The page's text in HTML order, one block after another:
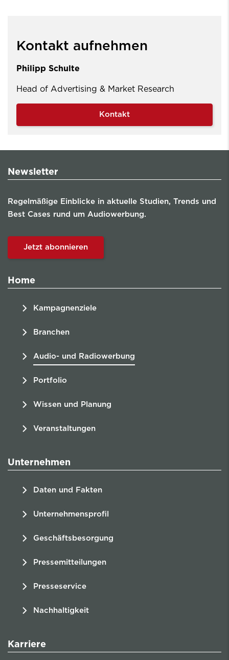
Kontakt aufnehmen
Philipp Schulte
Head of Advertising & Market Research
Kontakt
Newsletter
Regelmäßige Einblicke in aktuelle Studien, Trends und
Best Cases rund um Audiowerbung.
Jetzt abonnieren
Home
Kampagnenziele
Branchen
Audio- und Radiowerbung
Portfolio
Wissen und Planung
Veranstaltungen
Unternehmen
Daten und Fakten
Unternehmensprofil
Geschäftsbesorgung
Pressemitteilungen
Presseservice
Nachhaltigkeit
Karriere